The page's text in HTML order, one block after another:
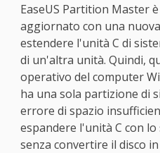
EaseUS Partition Master
aggiornato con una
estendere l'unità C di
di un'altra unità. Quindi,
operativo del computer
ha una sola partizione di
errore di spazio
espandere l'unità C con
senza convertire il disco